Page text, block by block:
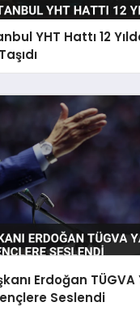
YHT Hattı 12
Erdoğan TÜGVA
Seslendi